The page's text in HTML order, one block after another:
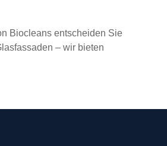
Biocleans entscheiden Sie
– wir bieten